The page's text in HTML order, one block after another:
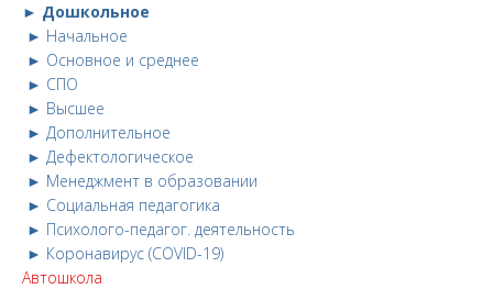
► Дошкольное
► Начальное
► Основное и среднее
► СПО
► Высшее
► Дополнительное
► Дефектологическое
► Менеджмент в образовании
► Социальная педагогика
► Психолого-педагог. деятельность
► Коронавирус (COVID-19)
Автошкола